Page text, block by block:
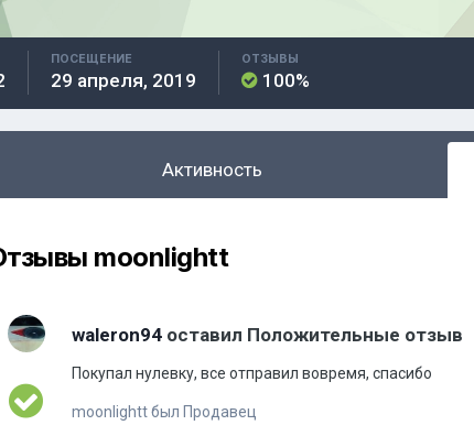
ПОСЕЩЕНИЕ
29 апреля, 2019
ОТЗЫВЫ
100%
Активность
moonlightt
waleron94оставил Положительные отзыв
Покупал нулевку, все отправил вовремя, спасибо
moonlightt был Продавец